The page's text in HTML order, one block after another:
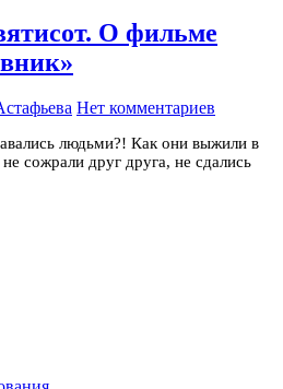
О фильме
Нет комментариев
людьми?! Как они выжили в
сожрали друг друга, не сдались